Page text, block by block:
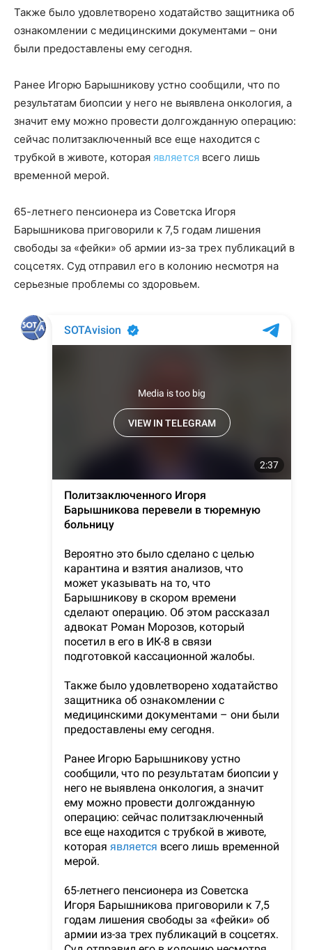
Также было удовлетворено ходатайство защитника об
ознакомлении с медицинскими документами – они
были предоставлены ему сегодня.
Ранее Игорю Барышникову устно сообщили, что по
результатам биопсии у него не выявлена онкология, а
значит ему можно провести долгожданную операцию:
сейчас политзаключенный все еще находится с
трубкой в животе, которая является всего лишь
временной мерой.
65-летнего пенсионера из Советска Игоря
Барышникова приговорили к 7,5 годам лишения
свободы за «фейки» об армии из-за трех публикаций в
соцсетях. Суд отправил его в колонию несмотря на
серьезные проблемы со здоровьем.